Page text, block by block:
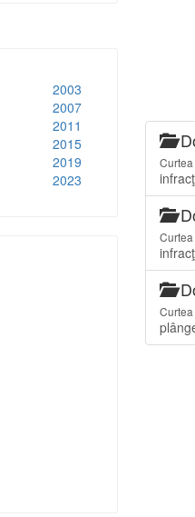
2003
2007
2011
2015
2019
2023